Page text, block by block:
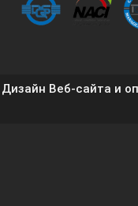
Дизайн Веб-сайта и